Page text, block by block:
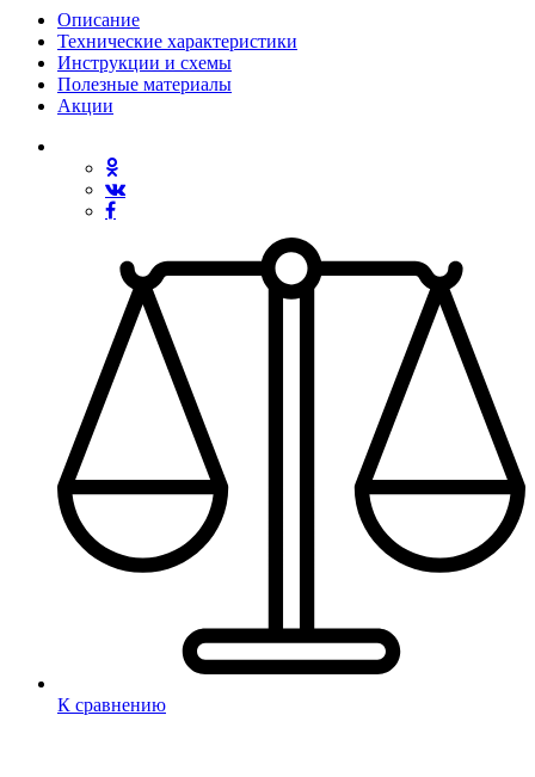
Описание
Технические характеристики
Инструкции и схемы
Полезные материалы
Акции
К сравнению